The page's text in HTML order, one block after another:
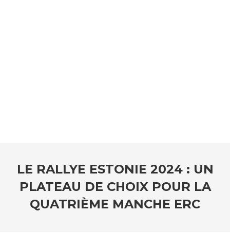
LE RALLYE ESTONIE 2024 : UN
PLATEAU DE CHOIX POUR LA
QUATRIÈME MANCHE ERC